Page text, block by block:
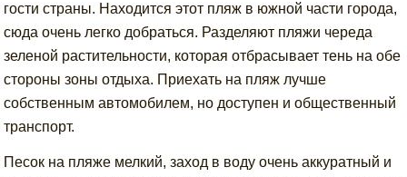
гости страны. Находится этот пляж в южной части города,
сюда очень легко добраться. Разделяют пляжи череда
зеленой растительности, которая отбрасывает тень на обе
стороны зоны отдыха. Приехать на пляж лучше
собственным автомобилем, но доступен и общественный
транспорт.
Песок на пляже мелкий, заход в воду очень аккуратный и